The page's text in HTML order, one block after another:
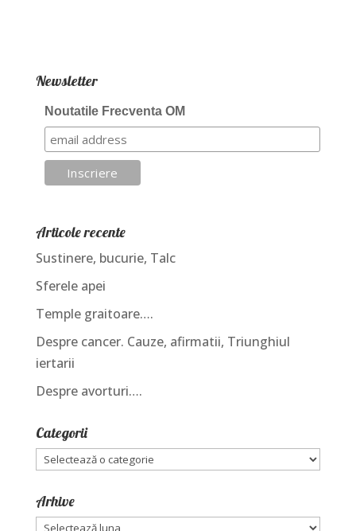
Newsletter
Noutatile Frecventa OM
Articole recente
Sustinere, bucurie, Talc
Sferele apei
Temple graitoare….
Despre cancer. Cauze, afirmatii, Triunghiul
iertarii
Despre avorturi….
Categorii
Categorii
Arhive
Arhive